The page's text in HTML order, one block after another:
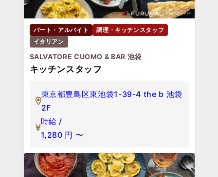
パート・アルバイト
調理・キッチンスタッフ
イタリアン
SALVATORE CUOMO & BAR 池袋
キッチンスタッフ
東京都豊島区東池袋1-39-4 the b 池袋
2F
時給 /
1,280 円 〜